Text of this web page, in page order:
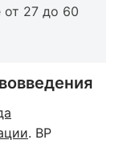
27 до 60
. ВР